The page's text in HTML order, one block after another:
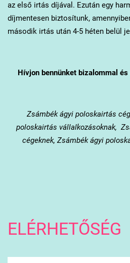
az első irtás díjával. Ezután egy
díjmentesen biztosítunk,
második irtás után 4-5 héten belül
Hívjon bennünket bizalommal
Zsámbékágyi poloskairtás
poloskairtás vállalkozásoknak,
cégeknek, Zsámbék ágyi
ELÉRHETŐSÉG